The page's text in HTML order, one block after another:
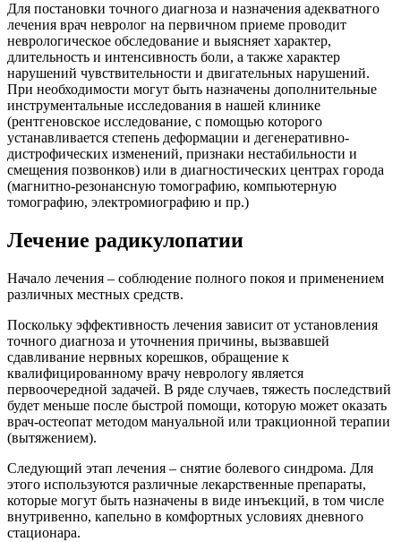
Для постановки точного диагноза и назначения адекватного
лечения врач невролог на первичном приеме проводит
неврологическое обследование и выясняет характер,
длительность и интенсивность боли, а также характер
нарушений чувствительности и двигательных нарушений.
При необходимости могут быть назначены дополнительные
инструментальные исследования в нашей клинике
(рентгеновское исследование, с помощью которого
устанавливается степень деформации и дегенеративно-
дистрофических изменений, признаки нестабильности и
смещения позвонков) или в диагностических центрах города
(магнитно-резонансную томографию, компьютерную
томографию, электромиографию и пр.)
Лечение радикулопатии
Начало лечения – соблюдение полного покоя и применением
различных местных средств.
Поскольку эффективность лечения зависит от установления
точного диагноза и уточнения причины, вызвавшей
сдавливание нервных корешков, обращение к
квалифицированному врачу неврологу является
первоочередной задачей. В ряде случаев, тяжесть последствий
будет меньше после быстрой помощи, которую может оказать
врач-остеопат методом мануальной или тракционной терапии
(вытяжением).
Следующий этап лечения – снятие болевого синдрома. Для
этого используются различные лекарственные препараты,
которые могут быть назначены в виде инъекций, в том числе
внутривенно, капельно в комфортных условиях дневного
стационара.